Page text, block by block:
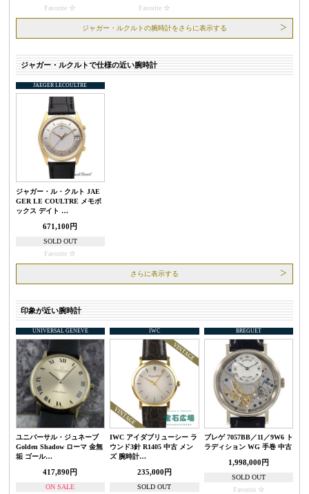
Favorite
Favorite
ジャガー・ルクルトの腕時計をさらに表示する
ジャガー・ルクルトで仕様の近い腕時計
JAEGER LECOULTRE
ジャガー・ル・クルト JAE
GER LE COULTRE メモボ
ックス デイト …
671,100円
SOLD OUT
Favorite
さらに表示する
印象が近い腕時計
UNIVERSAL GENEVE
ユニバーサル・ジュネーブ
Golden Shadow ローマ 金無
垢 ゴール…
417,890円
ON SALE
IWC
IWC アイダブリューシー ラ
ウンド3針 R1405 中古 メン
ズ 腕時計…
235,000円
SOLD OUT
BREGUET
ブレゲ 7057BB／11／9W6 ト
ラディション WG 手巻 中古
1,998,000円
SOLD OUT
Favorite